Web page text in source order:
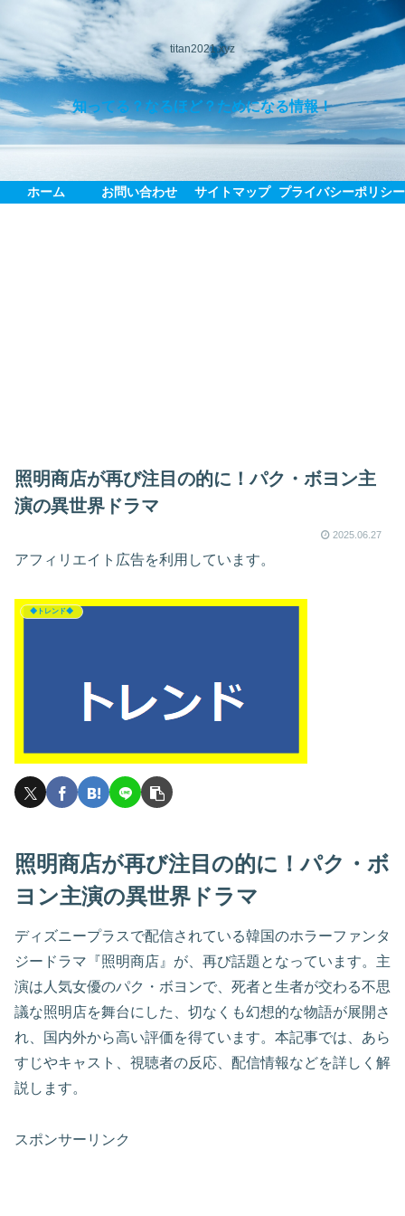
titan2021.xyz
知ってる？なるほど？ためになる情報！
ホーム お問い合わせ サイトマップ プライバシーポリシー
照明商店が再び注目の的に！パク・ボヨン主
演の異世界ドラマ
2025.06.27
アフィリエイト広告を利用しています。
◆トレンド◆
照明商店が再び注目の的に！パク・ボ
ヨン主演の異世界ドラマ
ディズニープラスで配信されている韓国のホラーファンタ
ジードラマ『照明商店』が、再び話題となっています。主
演は人気女優のパク・ボヨンで、死者と生者が交わる不思
議な照明店を舞台にした、切なくも幻想的な物語が展開さ
れ、国内外から高い評価を得ています。本記事では、あら
すじやキャスト、視聴者の反応、配信情報などを詳しく解
説します。
スポンサーリンク